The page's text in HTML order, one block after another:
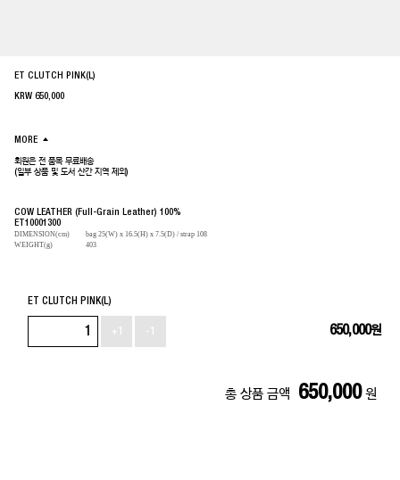
ET CLUTCH PINK(L)
KRW 650,000
MORE
회원은 전 품목 무료배송
(일부 상품 및 도서 산간 지역 제외)
COW LEATHER (Full-Grain Leather) 100%
ET10001300
DIMENSION(cm)
bag 25(W) x 16.5(H) x 7.5(D) / strap 108
WEIGHT(g)
403
ET CLUTCH PINK(L)
+1 -1 650,000원
총 상품 금액 650,000 원